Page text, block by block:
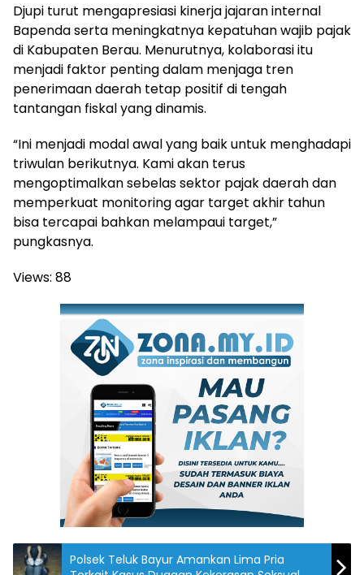
Djupi turut mengapresiasi kinerja jajaran internal
Bapenda serta meningkatnya kepatuhan wajib pajak
di Kabupaten Berau. Menurutnya, kolaborasi itu
menjadi faktor penting dalam menjaga tren
penerimaan daerah tetap positif di tengah
tantangan fiskal yang dinamis.
“Ini menjadi modal awal yang baik untuk menghadapi
triwulan berikutnya. Kami akan terus
mengoptimalkan sebelas sektor pajak daerah dan
memperkuat monitoring agar target akhir tahun
bisa tercapai bahkan melampaui target,”
pungkasnya.
Views: 88
Polsek Teluk Bayur Amankan Lima Pria